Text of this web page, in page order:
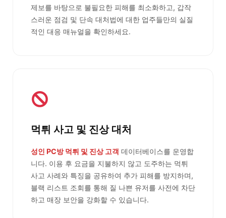
제보를 바탕으로 불필요한 피해를 최소화하고, 갑작
스러운 점검 및 단속 대처법에 대한 업주들만의 실질
적인 대응 매뉴얼을 확인하세요.
먹튀 사고 및 진상 대처
성인 PC방 먹튀 및 진상 고객 데이터베이스를 운영합
니다. 이용 후 요금을 지불하지 않고 도주하는 먹튀
사고 사례와 특징을 공유하여 추가 피해를 방지하며,
블랙 리스트 조회를 통해 질 나쁜 유저를 사전에 차단
하고 매장 보안을 강화할 수 있습니다.